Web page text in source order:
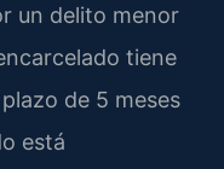
un delito menor
tiene
de 5 meses
está